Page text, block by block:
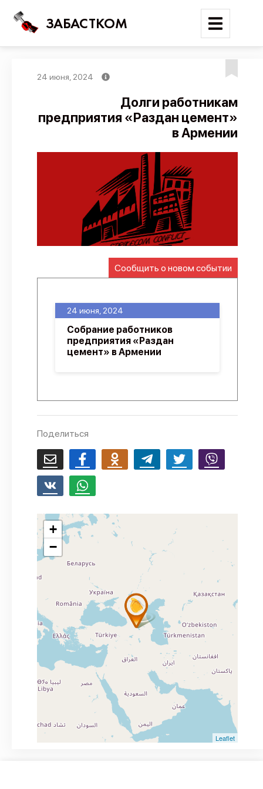
ЗАБАСТКОМ
Поиск
Карта событий
Трудовые конфликты
Отчеты
Предложить публикацию
Справочник
API
О проекте
24 июня, 2024
Долги работникам
предприятия «Раздан цемент»
в Армении
Сообщить о новом событии
24 июня, 2024
Собрание работников
предприятия «Раздан
цемент» в Армении
Поделиться
+
−
Leaflet